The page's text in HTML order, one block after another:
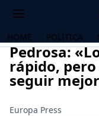
HOME POLÍTICA
Pedrosa:
rápido,
seguir
Europa Press